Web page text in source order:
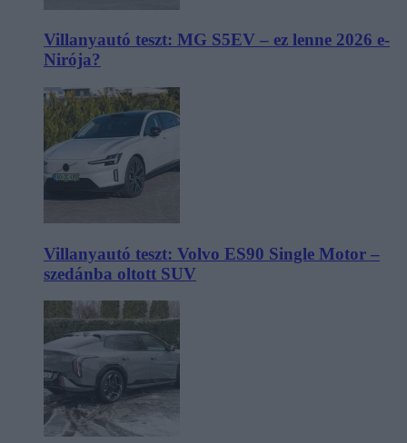
Villanyautó teszt: MG S5EV – ez lenne 2026 e-
Nirója?
Villanyautó teszt: Volvo ES90 Single Motor –
szedánba oltott SUV